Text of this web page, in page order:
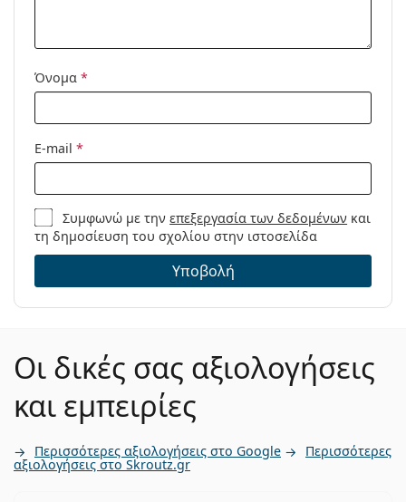
Όνομα *
E-mail *
Συμφωνώ με τηνεπεξεργασία των δεδομένων και
τη δημοσίευση του σχολίου στην ιστοσελίδα
Υποβολή
Οι δικές σας αξιολογήσεις
και εμπειρίες
Περισσότερες αξιολογήσεις στο Google Περισσότερες
αξιολογήσεις στο Skroutz.gr